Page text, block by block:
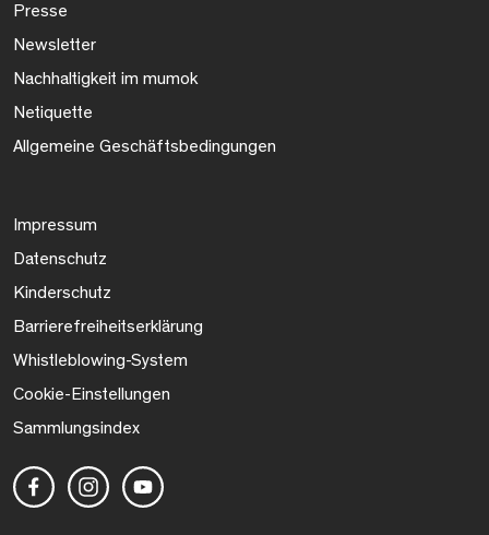
Presse
Newsletter
Nachhaltigkeit im mumok
Netiquette
Allgemeine Geschäftsbedingungen
Impressum
Datenschutz
Kinderschutz
Barrierefreiheitserklärung
Whistleblowing-System
Cookie-Einstellungen
Sammlungsindex